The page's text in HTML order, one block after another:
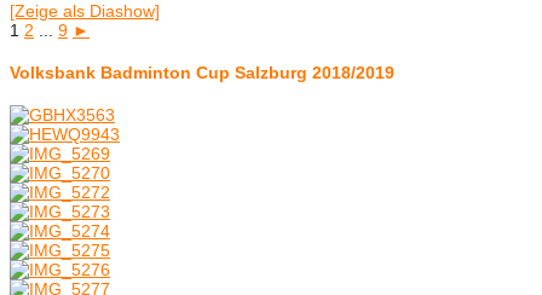
[Zeige als Diashow]
1 2 ... 9 ►
Volksbank Badminton Cup Salzburg 2018/2019